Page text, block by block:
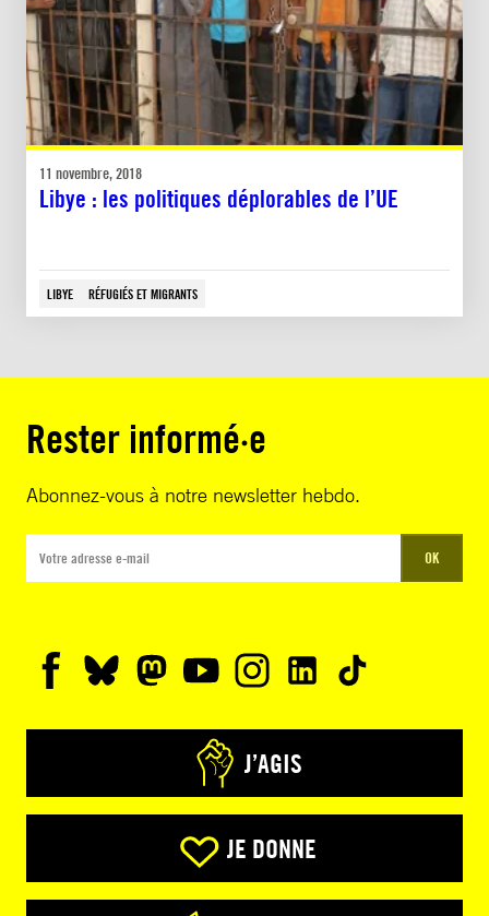
11 novembre, 2018
Libye : les politiques déplorables de l’UE
LIBYE RÉFUGIÉS ET MIGRANTS
Rester informé·e
Abonnez-vous à notre newsletter hebdo.
OK
J’AGIS
JE DONNE